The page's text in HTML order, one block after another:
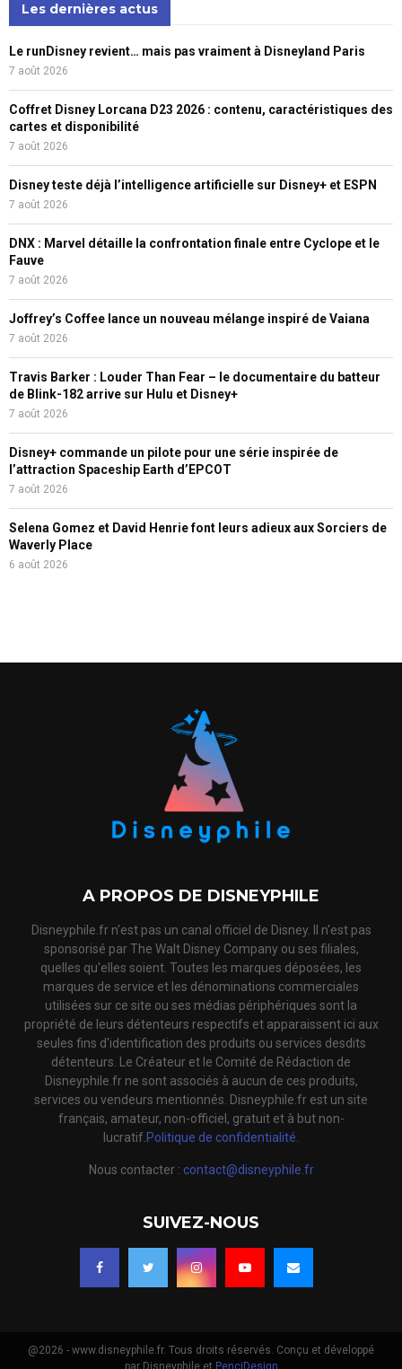
Les dernières actus
Le runDisney revient… mais pas vraiment à Disneyland Paris
7 août 2026
Coffret Disney Lorcana D23 2026 : contenu, caractéristiques des
cartes et disponibilité
7 août 2026
Disney teste déjà l’intelligence artificielle sur Disney+ et ESPN
7 août 2026
DNX : Marvel détaille la confrontation finale entre Cyclope et le
Fauve
7 août 2026
Joffrey’s Coffee lance un nouveau mélange inspiré de Vaiana
7 août 2026
Travis Barker : Louder Than Fear – le documentaire du batteur
de Blink-182 arrive sur Hulu et Disney+
7 août 2026
Disney+ commande un pilote pour une série inspirée de
l’attraction Spaceship Earth d’EPCOT
7 août 2026
Selena Gomez et David Henrie font leurs adieux aux Sorciers de
Waverly Place
6 août 2026
A PROPOS DE DISNEYPHILE
Disneyphile.fr n'est pas un canal officiel de Disney. Il n'est pas
sponsorisé par The Walt Disney Company ou ses filiales,
quelles qu'elles soient. Toutes les marques déposées, les
marques de service et les dénominations commerciales
utilisées sur ce site ou ses médias périphériques sont la
propriété de leurs détenteurs respectifs et apparaissent ici aux
seules fins d'identification des produits ou services desdits
détenteurs. Le Créateur et le Comité de Rédaction de
Disneyphile.fr ne sont associés à aucun de ces produits,
services ou vendeurs mentionnés. Disneyphile.fr est un site
français, amateur, non-officiel, gratuit et à but non-
lucratif. Politique de confidentialité.
Nous contacter : contact@disneyphile.fr
SUIVEZ-NOUS
@2026 - www.disneyphile.fr. Tous droits réservés. Conçu et développé
par Disneyphile et PenciDesign